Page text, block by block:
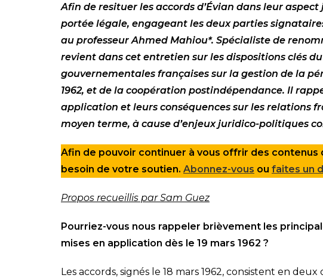
Afin de resituer les accords d’Évian dans leur
portée légale, engageant les deux parties
au professeur Ahmed Mahiou*. Spécialiste de
revient dans cet entretien sur les dispositions clés
gouvernementales françaises sur la gestion de la
1962, et de la coopération postindépendance. Il
application et leurs conséquences sur les relations
moyen terme, à cause d’enjeux juridico-politiques
Afin de pouvoir continuer à vous offrir des
besoin de votre soutien. Abonnez-vous ou faites un
Propos recueillis par Sam Guez
Pourriez-vous nous rappeler brièvement les
mises en application dès le 19 mars 1962 ?
Les accords, signés le 18 mars 1962, consistent en